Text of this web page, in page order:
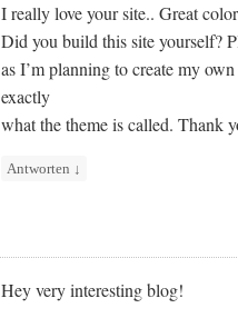
I really love your site.. Great
Did you build this site yourself?
as I’m planning to create my
exactly
what the theme is called. Thank
Antworten ↓
Hey very interesting blog!